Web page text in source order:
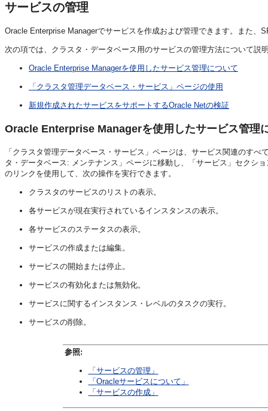
サービスの管理
Oracle Enterprise Managerでサービスを作成および管理できます。また
次の項では、クラスタ・データベース用のサービスの管理方法について説
Oracle Enterprise Managerを使用したサービス管理について
「クラスタ管理データベース・サービス」ページの使用
新規作成されたサービスをサポートするOracle Netの検証
Oracle Enterprise Managerを使用したサービス管理
「クラスタ管理データベース・サービス」ページは、サービス関連のす
タ・データベース: メンテナンス」ページに移動し、「サービス」セクショ
のリンクを使用して、次の操作を実行できます。
クラスタのサービスのリストの表示。
各サービスが現在実行されているインスタンスの表示。
各サービスのステータスの表示。
サービスの作成または編集。
サービスの開始または停止。
サービスの有効化または無効化。
サービスに関するインスタンス・レベルのタスクの実行。
サービスの削除。
参照:
「サービスの管理」
「Oracleサービスについて」
「サービスの作成」